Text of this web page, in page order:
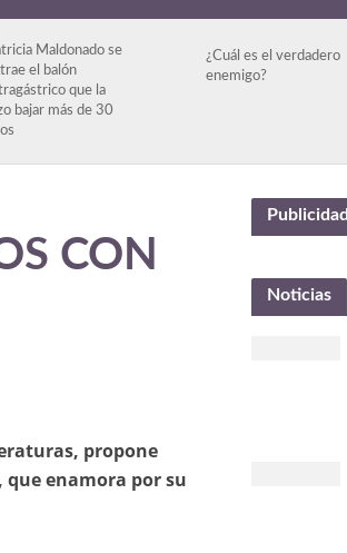
Maldonado se
el balón
que la
bajar más de 30
¿Cuál es el verdadero
enemigo?
CON
propone
que enamora por su
Publicidad
Noticias